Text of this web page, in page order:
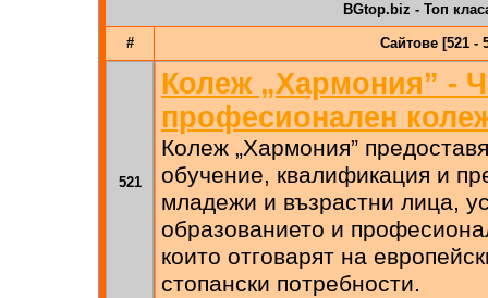
BGtop.biz - Топ
# Сайтове [521 -
521
Колеж „Хармония” -
професионален
Колеж „Хармония”
обучение, квалификация и
младежи и възрастни лица,
образованието и
които отговарят на
стопански потребности.